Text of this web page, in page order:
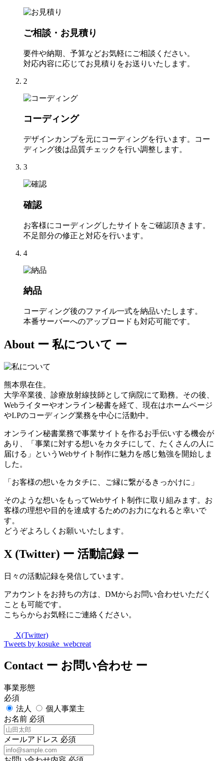
ご相談・お見積り
要件や納期、予算などお気軽にご相談ください。
対応内容に応じてお見積りをお送りいたします。
2
コーディング
デザインカンプを元にコーディングを行います。コー
ディング後は品質チェックを行い調整します。
3
確認
お客様にコーディングしたサイトをご確認頂きます。
不足部分の修正と対応を行います。
4
納品
コーディング後のファイル一式を納品いたします。
本番サーバーへのアップロードも対応可能です。
About ー 私について ー
熊本県在住。
大学卒業後、診療放射線技師として病院にて勤務。その後、
Webライターやオンライン秘書を経て、現在はホームページ
やLPのコーディング業務を中心に活動中。
オンライン秘書業務で事業サイトを作るお手伝いする機会が
あり、「事業に対する想いをカタチにして、たくさんの人に
届ける」というWebサイト制作に魅力を感じ勉強を開始しま
した。
「お客様の想いをカタチに、ご縁に繋がるきっかけに」
そのような想いをもってWebサイト制作に取り組みます。お
客様の理想や目的を達成するためのお力になれると幸いで
す。
どうぞよろしくお願いいたします。
X (Twitter) ー 活動記録 ー
日々の活動記録を発信しています。
アカウントをお持ちの方は、DMからお問い合わせいただく
ことも可能です。
こちらからお気軽にご連絡ください。
X(Twitter)
Tweets by kosuke_webcreat
Contact ー お問い合わせ ー
事業形態
必須
法人
個人事業主
お名前 必須
メールアドレス 必須